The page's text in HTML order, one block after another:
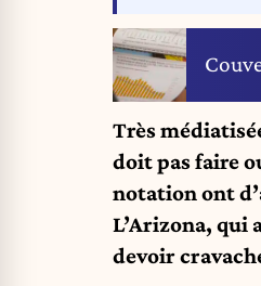
Très
doit pas faire
notation ont
L’Arizona, qui
devoir